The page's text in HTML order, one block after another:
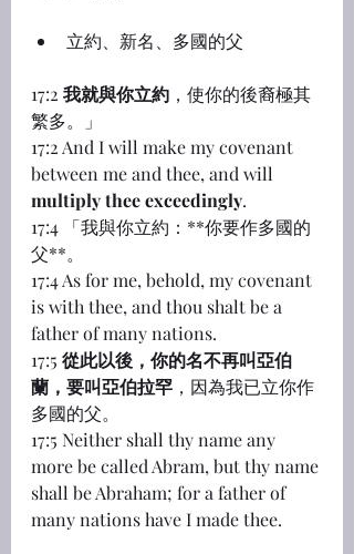
立約、新名、多國的父
17:2 我就與你立約 ，使你的後裔極其
繁多。」
17:2 And I will make my covenant
between me and thee, and will
multiply thee exceedingly.
17:4 「我與你立約：**你要作多國的
父**。
17:4 As for me, behold, my covenant
is with thee, and thou shalt be a
father of many nations.
17:5 從此以後，你的名不再叫亞伯
蘭，要叫亞伯拉罕 ，因為我已立你作
多國的父。
17:5 Neither shall thy name any
more be called Abram, but thy name
shall be Abraham; for a father of
many nations have I made thee.